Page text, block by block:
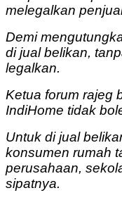
melegalkan
Demi
di jual belikan,
legalkan.
Ketua forum rajeg
IndiHome tidak
Untuk di jual
konsumen rumah
perusahaan,
sipatnya.